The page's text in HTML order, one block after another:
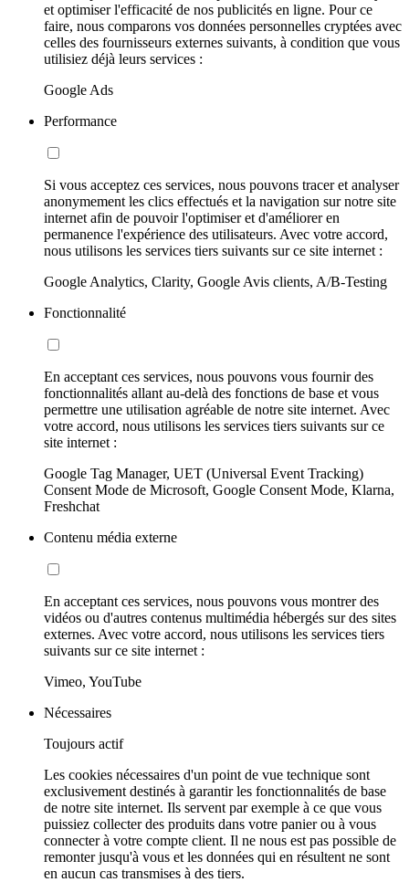
et optimiser l'efficacité de nos publicités en ligne. Pour ce
faire, nous comparons vos données personnelles cryptées avec
celles des fournisseurs externes suivants, à condition que vous
utilisiez déjà leurs services :
Google Ads
Performance
Si vous acceptez ces services, nous pouvons tracer et analyser
anonymement les clics effectués et la navigation sur notre site
internet afin de pouvoir l'optimiser et d'améliorer en
permanence l'expérience des utilisateurs. Avec votre accord,
nous utilisons les services tiers suivants sur ce site internet :
Google Analytics, Clarity, Google Avis clients, A/B-Testing
Fonctionnalité
En acceptant ces services, nous pouvons vous fournir des
fonctionnalités allant au-delà des fonctions de base et vous
permettre une utilisation agréable de notre site internet. Avec
votre accord, nous utilisons les services tiers suivants sur ce
site internet :
Google Tag Manager, UET (Universal Event Tracking)
Consent Mode de Microsoft, Google Consent Mode, Klarna,
Freshchat
Contenu média externe
En acceptant ces services, nous pouvons vous montrer des
vidéos ou d'autres contenus multimédia hébergés sur des sites
externes. Avec votre accord, nous utilisons les services tiers
suivants sur ce site internet :
Vimeo, YouTube
Nécessaires
Toujours actif
Les cookies nécessaires d'un point de vue technique sont
exclusivement destinés à garantir les fonctionnalités de base
de notre site internet. Ils servent par exemple à ce que vous
puissiez collecter des produits dans votre panier ou à vous
connecter à votre compte client. Il ne nous est pas possible de
remonter jusqu'à vous et les données qui en résultent ne sont
en aucun cas transmises à des tiers.